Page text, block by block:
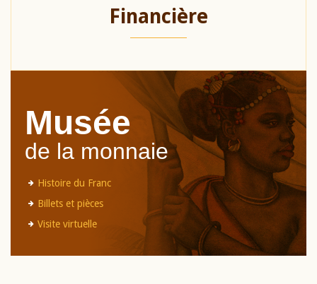
Financière
Musée
de la monnaie
Histoire du Franc
Billets et pièces
Visite virtuelle